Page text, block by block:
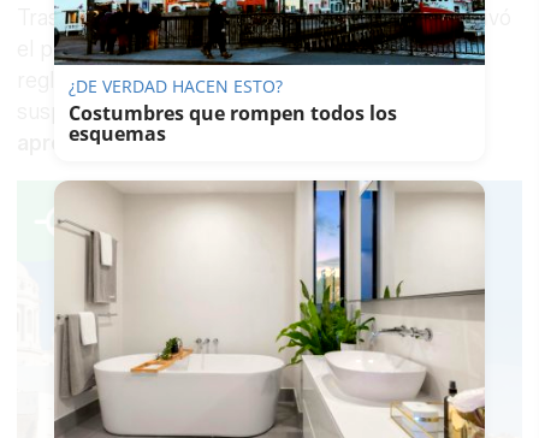
Tras recibir esta comunicación, Ángel Caro activó
el protocolo antirracista mediante el gesto
reglamentario de los brazos en cruz y ordenó la
suspensión temporal delencuentro durante
aproximadamente tres minutos.
¿DE VERDAD HACEN ESTO?
Costumbres que rompen todos los
esquemas